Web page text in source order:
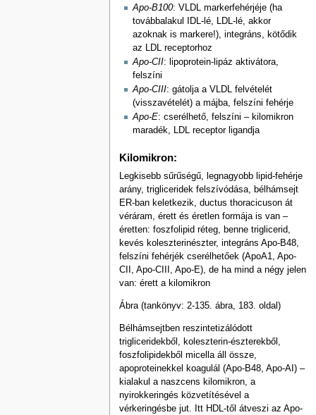
Apo-B100: VLDL markerfehérjéje (ha
továbbalakul IDL-lé, LDL-lé, akkor
azoknak is markere!), integráns, kötődik
az LDL receptorhoz
Apo-CII: lipoprotein-lipáz aktivátora,
felszíni
Apo-CIII: gátolja a VLDL felvételét
(visszavételét) a májba, felszíni fehérje
Apo-E: cserélhető, felszíni – kilomikron
maradék, LDL receptor ligandja
Kilomikron:
Legkisebb sűrűségű, legnagyobb lipid-fehérje
arány, trigliceridek felszívódása, bélhámsejt
ER-ban keletkezik, ductus thoracicuson át
véráram, érett és éretlen formája is van –
éretten: foszfolipid réteg, benne triglicerid,
kevés koleszterinészter, integráns Apo-B48,
felszíni fehérjék cserélhetőek (ApoA1, Apo-
CII, Apo-CIII, Apo-E), de ha mind a négy jelen
van: érett a kilomikron
Ábra (tankönyv: 2-135. ábra, 183. oldal)
Bélhámsejtben reszintetizálódott
trigliceridekből, koleszterin-észterekből,
foszfolipidekből micella áll össze,
apoproteinekkel koagulál (Apo-B48, Apo-AI) –
kialakul a naszcens kilomikron, a
nyirokkeringés közvetítésével a
vérkeringésbe jut. Itt HDL-től átveszi az Apo-